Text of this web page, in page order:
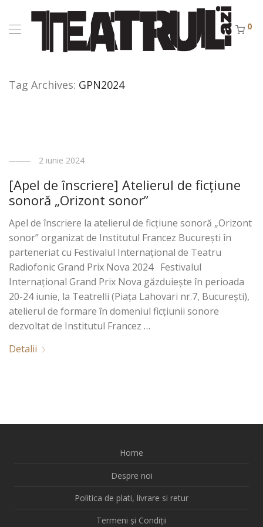
0
Tag Archives: GPN2024
2 iunie 2024
[Apel de înscriere] Atelierul de ficțiune
sonoră „Orizont sonor”
Apel de înscriere la atelierul de ficțiune sonoră „Orizont
sonor” organizat de Institutul Francez București în
parteneriat cu Festivalul Internațional de Teatru
Radiofonic Grand Prix Nova 2024 Festivalul
Internaţional Grand Prix Nova găzduiește în perioada
20-24 iunie, la Teatrelli (Piața Lahovari nr.7, București),
atelierul de formare în domeniul ficțiunii sonore
dezvoltat de Institutul Francez …
Detalii
Home
Despre noi
Politica de plati, livrare si retur
Termeni și Condiții